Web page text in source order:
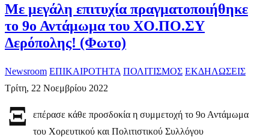
Με μεγάλη επιτυχία πραγματοποιήθηκε
το 9ο Αντάμωμα του ΧΟ.ΠΟ.ΣΥ
Δερόπολης! (Φωτο)
Newsroom ΕΠΙΚΑΙΡΟΤΗΤΑ ΠΟΛΙΤΙΣΜΟΣ ΕΚΔΗΛΩΣΕΙΣ
Τρίτη, 22 Νοεμβρίου 2022
Ξ
επέρασε κάθε προσδοκία η συμμετοχή το 9ο Αντάμωμα
του Χορευτικού και Πολιτιστικού Συλλόγου